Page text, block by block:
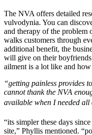
The NVA offers detailed
vulvodynia. You can
and therapy of the problem
walks customers through
additional benefit, the
will give on their
ailment is a lot like and
“getting painless provides
cannot thank the NVA
available when I needed all
“its simpler these days
site,” Phyllis mentioned.